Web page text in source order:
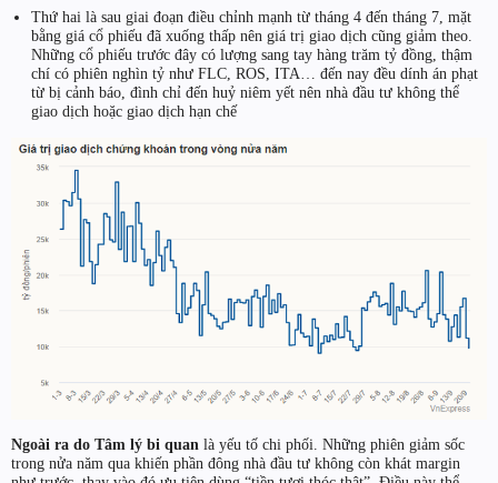
Thứ hai là sau giai đoạn điều chỉnh mạnh từ tháng 4 đến tháng 7, mặt
bằng giá cổ phiếu đã xuống thấp nên giá trị giao dịch cũng giảm theo.
Những cổ phiếu trước đây có lượng sang tay hàng trăm tỷ đồng, thậm
chí có phiên nghìn tỷ như FLC, ROS, ITA… đến nay đều dính án phạt
từ bị cảnh báo, đình chỉ đến huỷ niêm yết nên nhà đầu tư không thể
giao dịch hoặc giao dịch hạn chế
Ngoài ra do Tâm lý bi quan là yếu tố chi phối. Những phiên giảm sốc
trong nửa năm qua khiến phần đông nhà đầu tư không còn khát margin